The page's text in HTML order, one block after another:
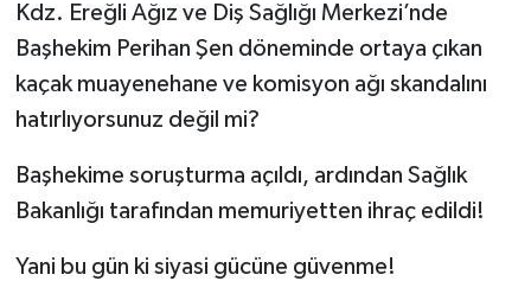
Kdz. Ereğli Ağız ve Diş Sağlığı Merkezi’nde
Başhekim Perihan Şen döneminde ortaya çıkan
kaçak muayenehane ve komisyon ağı skandalını
hatırlıyorsunuz değil mi?
Başhekime soruşturma açıldı, ardından Sağlık
Bakanlığı tarafından memuriyetten ihraç edildi!
Yani bu gün ki siyasi gücüne güvenme!